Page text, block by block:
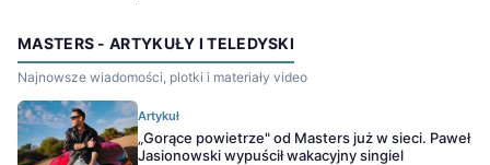
MASTERS - ARTYKUŁY I TELEDYSKI
Najnowsze wiadomości, plotki i materiały video
Artykuł
„Gorące powietrze" od Masters już w sieci. Paweł
Jasionowski wypuścił wakacyjny singiel